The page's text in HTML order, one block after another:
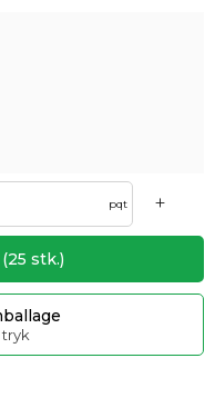
pqt +
(25 stk.)